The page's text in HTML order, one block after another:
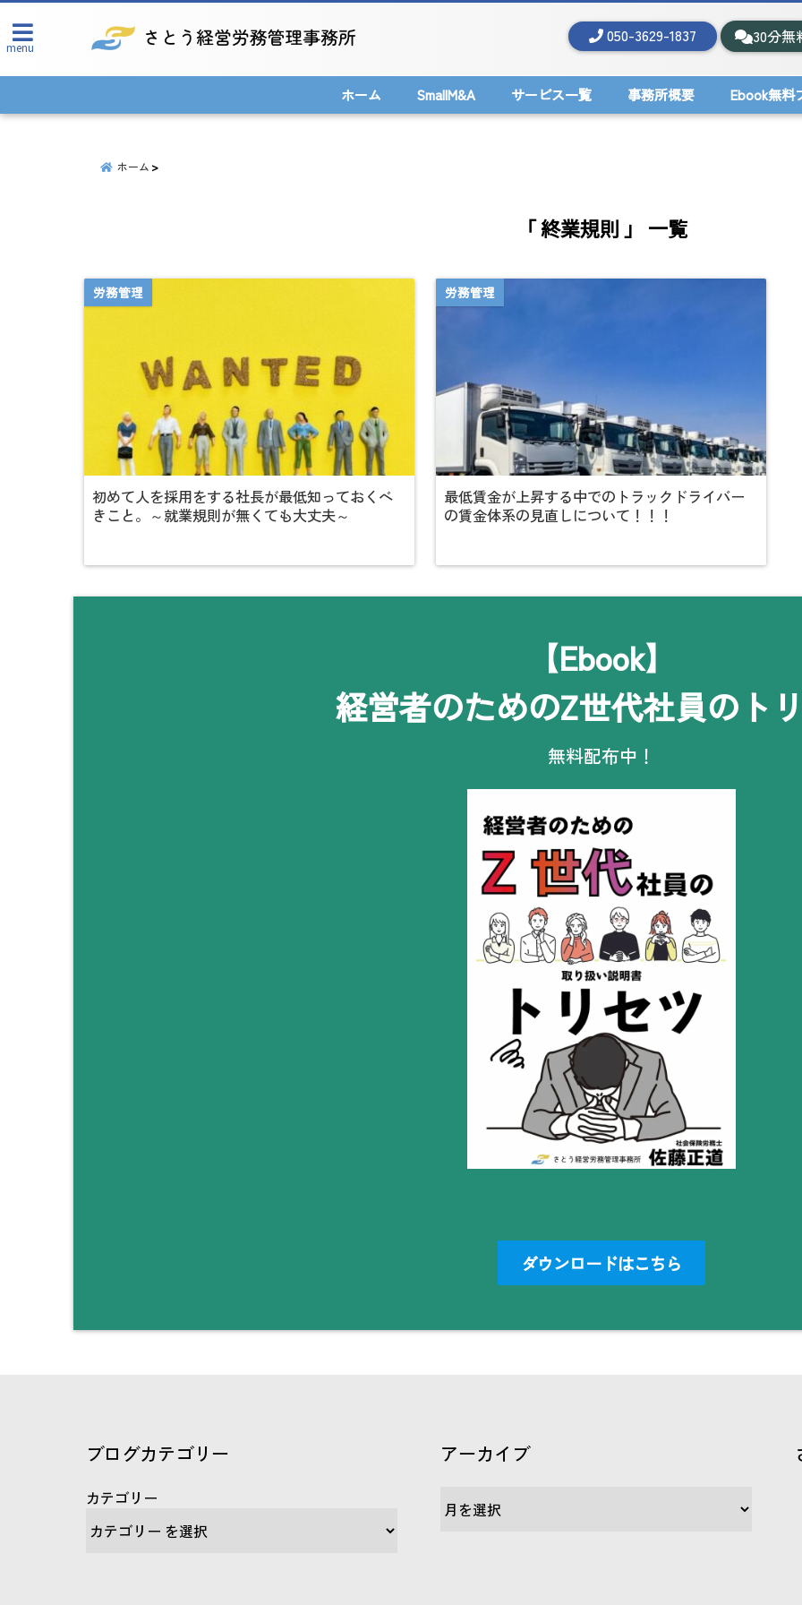
menu
30分無
050-3629-1837
ホーム SmallM&A サービス一覧 事務所概要 Ebook無料
ホーム
「 終業規則 」 一覧
労務管理
初めて人を採用をする社長が最低知っておくべ
きこと。～就業規則が無くても大丈夫～
労務管理
最低賃金が上昇する中でのトラックドライバー
の賃金体系の見直しについて！！！
【Ebook】
経営者のためのZ世代社員のト
無料配布中！
ダウンロードはこちら
ブログカテゴリー
カテゴリー
アーカイブ
ー